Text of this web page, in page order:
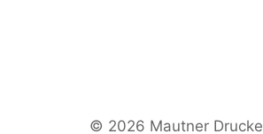
© 2026 Mautner Drucke